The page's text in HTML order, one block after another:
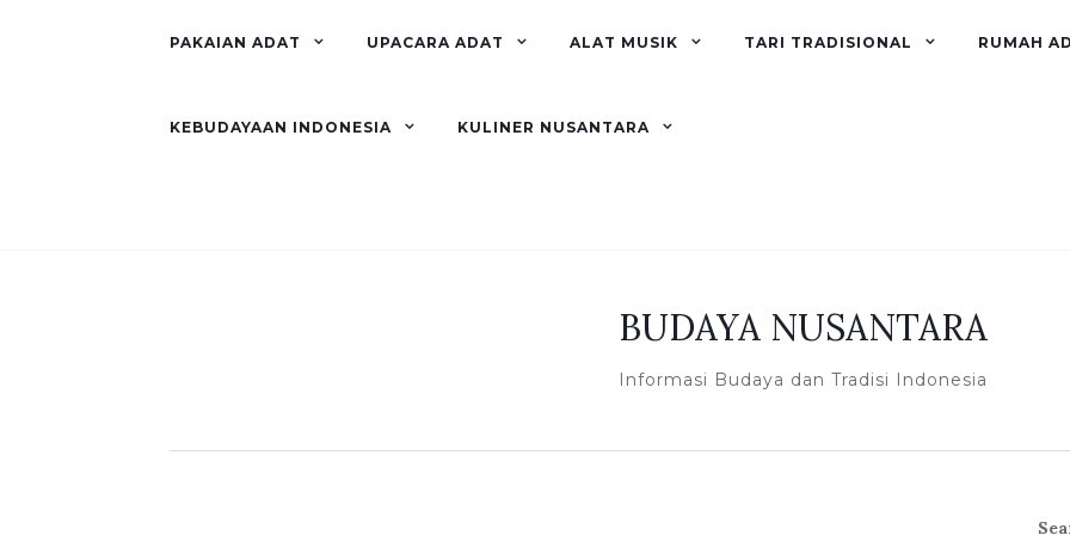
PAKAIAN ADAT UPACARA ADAT ALAT MUSIK TARI TRADISIONAL RUMAH
KEBUDAYAAN INDONESIA KULINER NUSANTARA
BUDAYA NUSANTARA
Informasi Budaya dan Tradisi Indonesia